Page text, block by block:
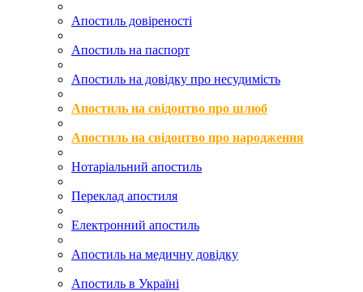
Апостиль довіреності
Апостиль на паспорт
Апостиль на довідку про несудимість
Апостиль на свідоцтво про шлюб
Апостиль на свідоцтво про народження
Нотаріальний апостиль
Переклад апостиля
Електронний апостиль
Апостиль на медичну довідку
Апостиль в Україні